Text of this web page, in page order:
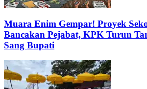
Muara Enim Gempar! Proyek
Bancakan Pejabat, KPK Turun
Sang Bupati